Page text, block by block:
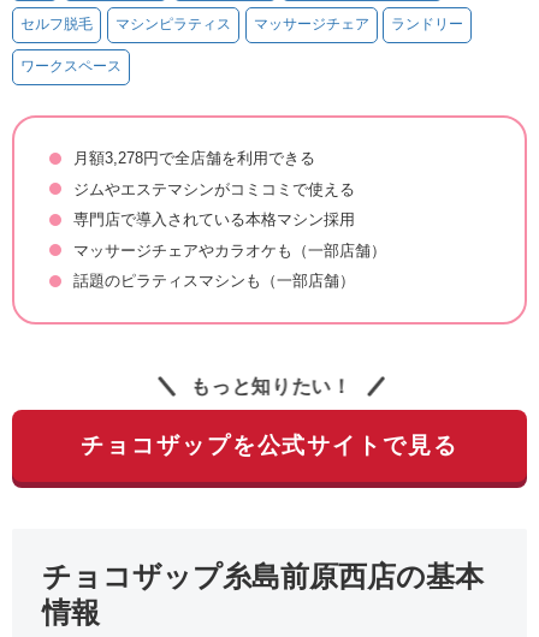
セルフ脱毛 マシンピラティス マッサージチェア ランドリー
ワークスペース
月額3,278円で全店舗を利用できる
ジムやエステマシンがコミコミで使える
専門店で導入されている本格マシン採用
マッサージチェアやカラオケも（一部店舗）
話題のピラティスマシンも（一部店舗）
もっと知りたい！
チョコザップを公式サイトで見る
チョコザップ糸島前原西店の基本
情報